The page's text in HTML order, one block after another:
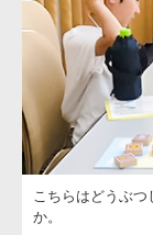
こちらはどうぶ
か。